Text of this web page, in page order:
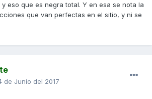
eso que es negra total. Y en esa se nota la
que van perfectas en el sitio, y ni se
de Junio del 2017